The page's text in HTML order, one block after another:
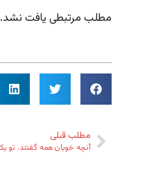
مطلب مرتبطی یافت نشد.
مطلب قبلی